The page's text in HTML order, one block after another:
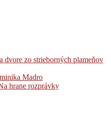
dvore zo strieborných plameňov
Madro
hrane rozprávky